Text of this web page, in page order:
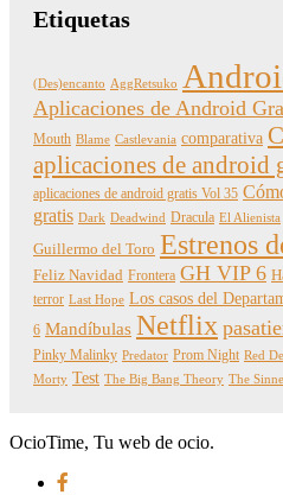
Etiquetas
(Des)encanto AggRetsuko
Aplicaciones de Android
Mouth Blame Castlevania comparativa
aplicaciones de android
aplicaciones de android gratis Vol 35
gratis Dark Deadwind Dracula El Alienista
Guillermo del Toro Estrenos
Feliz Navidad Frontera GH VIP 6
terror Last Hope Los casos del
6 Mandíbulas Netflix
Pinky Malinky Predator Prom Night Red
Morty Test The Big Bang Theory The
OcioTime, Tu web de ocio.